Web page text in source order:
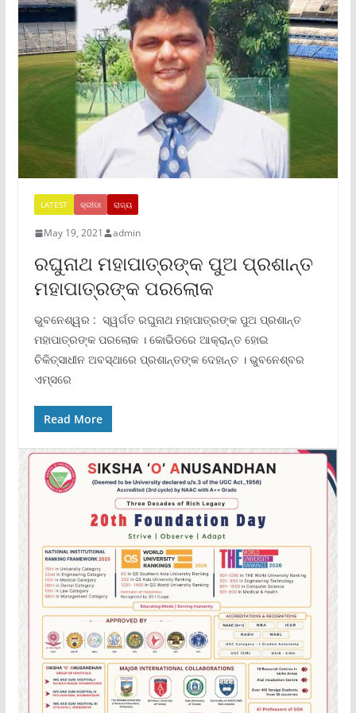
LATEST କ୍ରୀଡା ରାଜ୍ୟ
May 19, 2021 admin
ରଘୁନାଥ ମହାପାତ୍ରଙ୍କ ପୁଅ ପ୍ରଶାନ୍ତ
ମହାପାତ୍ରଙ୍କ ପରଲୋକ
ଭୁବନେଶ୍ୱର : ସ୍ୱର୍ଗତ ରଘୁନାଥ ମହାପାତ୍ରଙ୍କ ପୁଅ ପ୍ରଶାନ୍ତ
ମହାପାତ୍ରଙ୍କ ପରଲୋକ । କୋଭିଡରେ ଆକ୍ରାନ୍ତ ହୋଇ
ଚିକିତ୍ସାଧୀନ ଅବସ୍ଥାରେ ପ୍ରଶାନ୍ତଙ୍କ ଦେହାନ୍ତ । ଭୁବନେଶ୍ବର
ଏମ୍ସରେ
Read More